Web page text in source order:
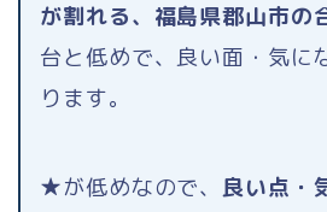
が割れる、福島県郡山市の
台と低めで、良い面・気に
ります。
★が低めなので、良い点・